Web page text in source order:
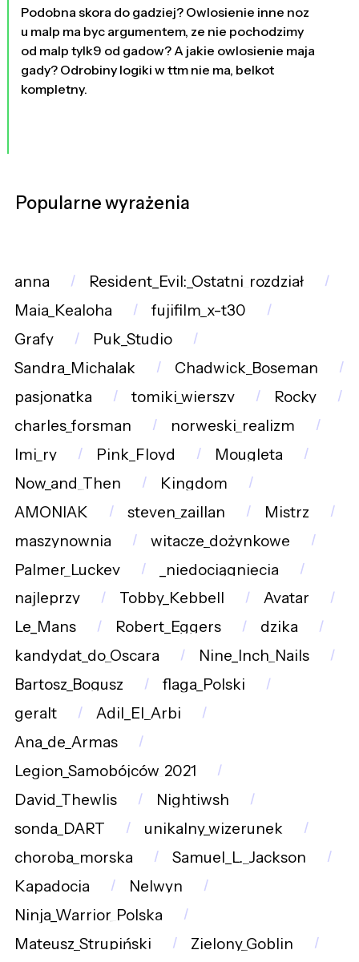
Podobna skora do gadziej? Owlosienie inne noz
u malp ma byc argumentem, ze nie pochodzimy
od malp tylk9 od gadow? A jakie owlosienie maja
gady? Odrobiny logiki w ttm nie ma, belkot
kompletny.
Popularne wyrażenia
anna
Resident_Evil:_Ostatni_rozdział
Maia_Kealoha
fujifilm_x-t30
Grafy
Puk_Studio
Sandra_Michalak
Chadwick_Boseman
pasjonatka
tomiki_wierszy
Rocky
charles_forsman
norweski_realizm
Imi_ry
Pink_Floyd
Mougleta
Now_and_Then
Kingdom
AMONIAK
steven_zaillan
Mistrz
maszynownia
witacze_dożynkowe
Palmer_Luckey
_niedociągnięcia
najleprzy
Tobby_Kebbell
Avatar
Le_Mans
Robert_Eggers
dzika
kandydat_do_Oscara
Nine_Inch_Nails
Bartosz_Bogusz
flaga_Polski
geralt
Adil_El_Arbi
Ana_de_Armas
Legion_Samobójców_2021
David_Thewlis
Nightiwsh
sonda_DART
unikalny_wizerunek
choroba_morska
Samuel_L._Jackson
Kapadocja
Nelwyn
Ninja_Warrior_Polska
Mateusz_Strupiński
Zielony_Goblin